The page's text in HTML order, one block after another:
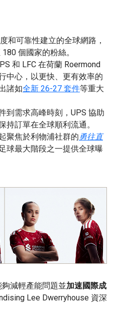
和可靠性建立的全球網路，
個國家的粉絲。
和 LFC 在荷蘭 Roermond
中心，以更快、更有效率的
諸如全新 26-27 套件等重大
到需求高峰時刻，UPS 協助
持訂單在全球順利流通。
聚焦於利物浦社群的勇往直
球最大階段之一提供全球曝
夠減輕產能問題並加速國際成
Lee Dwerryhouse 資深